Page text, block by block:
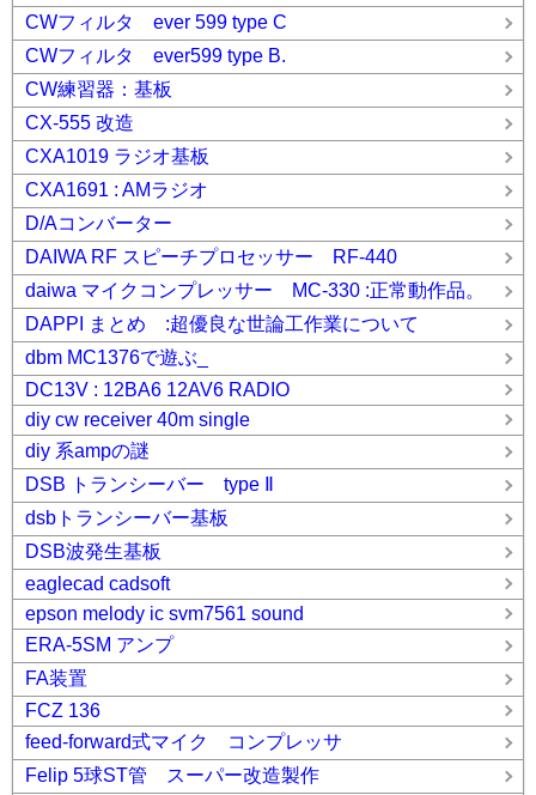
CWフィルタ ever 599 type C
CWフィルタ ever599 type B.
CW練習器：基板
CX-555 改造
CXA1019 ラジオ基板
CXA1691 : AMラジオ
D/Aコンバーター
DAIWA RF スピーチプロセッサー RF-440
daiwa マイクコンプレッサー MC-330 :正常動作品。
DAPPI まとめ :超優良な世論工作業について
dbm MC1376で遊ぶ_
DC13V : 12BA6 12AV6 RADIO
diy cw receiver 40m single
diy 系ampの謎
DSB トランシーバー type Ⅱ
dsbトランシーバー基板
DSB波発生基板
eaglecad cadsoft
epson melody ic svm7561 sound
ERA-5SM アンプ
FA装置
FCZ 136
feed-forward式マイク コンプレッサ
Felip 5球ST管 スーパー改造製作